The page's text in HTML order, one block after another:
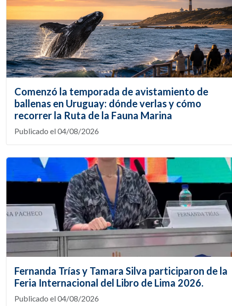
Comenzó la temporada de avistamiento de
ballenas en Uruguay: dónde verlas y cómo
recorrer la Ruta de la Fauna Marina
Publicado el 04/08/2026
Fernanda Trías y Tamara Silva participaron de la
Feria Internacional del Libro de Lima 2026.
Publicado el 04/08/2026